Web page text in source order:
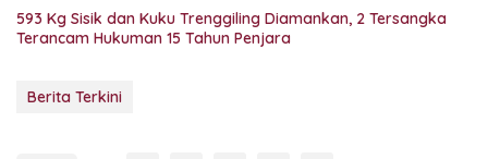
593 Kg Sisik dan Kuku Trenggiling Diamankan, 2 Tersangka
Terancam Hukuman 15 Tahun Penjara
Berita Terkini